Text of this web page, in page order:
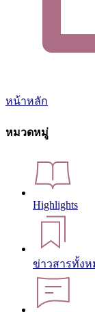
หน้าหลัก
หมวดหมู่
Highlights
ข่าวสารทั้ง